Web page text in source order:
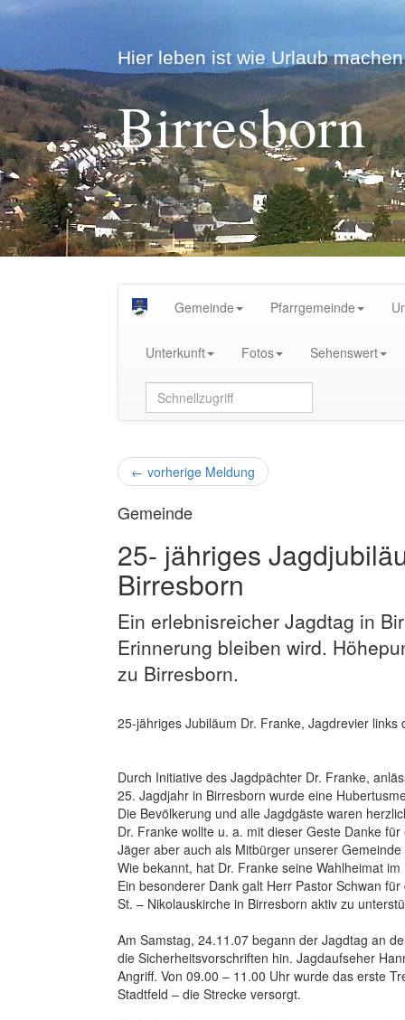
Hier leben ist wie Urlaub
Birresborn
Gemeinde Pfarrgemeinde
Unterkunft Fotos Sehenswert
← vorherige Meldung
Gemeinde
25- jähriges
Birresborn
Ein erlebnisreicher Jagdtag in
Erinnerung bleiben wird.
zu Birresborn.
25-jähriges Jubiläum Dr. Franke, Jagdrevier links
Durch Initiative des Jagdpächter Dr. Franke,
25. Jagdjahr in Birresborn wurde eine
Die Bevölkerung und alle Jagdgäste waren
Dr. Franke wollte u. a. mit dieser Geste Danke
Jäger aber auch als Mitbürger unserer
Wie bekannt, hat Dr. Franke seine Wahlheimat
Ein besonderer Dank galt Herr Pastor Schwan
St. – Nikolauskirche in Birresborn aktiv zu
Am Samstag, 24.11.07 begann der Jagdtag an
die Sicherheitsvorschriften hin. Jagdaufseher
Angriff. Von 09.00 – 11.00 Uhr wurde das erste
Stadtfeld – die Strecke versorgt.